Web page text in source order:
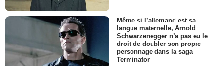
Même si l’allemand est sa
langue maternelle, Arnold
Schwarzenegger n’a pas eu le
droit de doubler son propre
personnage dans la saga
Terminator